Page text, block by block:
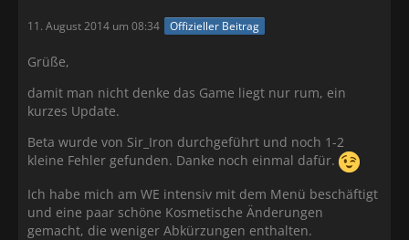
11. August 2014 um 08:34 Offizieller Beitrag
Grüße,
damit man nicht denke das Game liegt nur rum, ein
kurzes Update.
Beta wurde von Sir_Iron durchgeführt und noch 1-2
kleine Fehler gefunden. Danke noch einmal dafür.
Ich habe mich am WE intensiv mit dem Menü beschäftigt
und eine paar schöne Kosmetische Änderungen
gemacht, die weniger Abkürzungen enthalten.